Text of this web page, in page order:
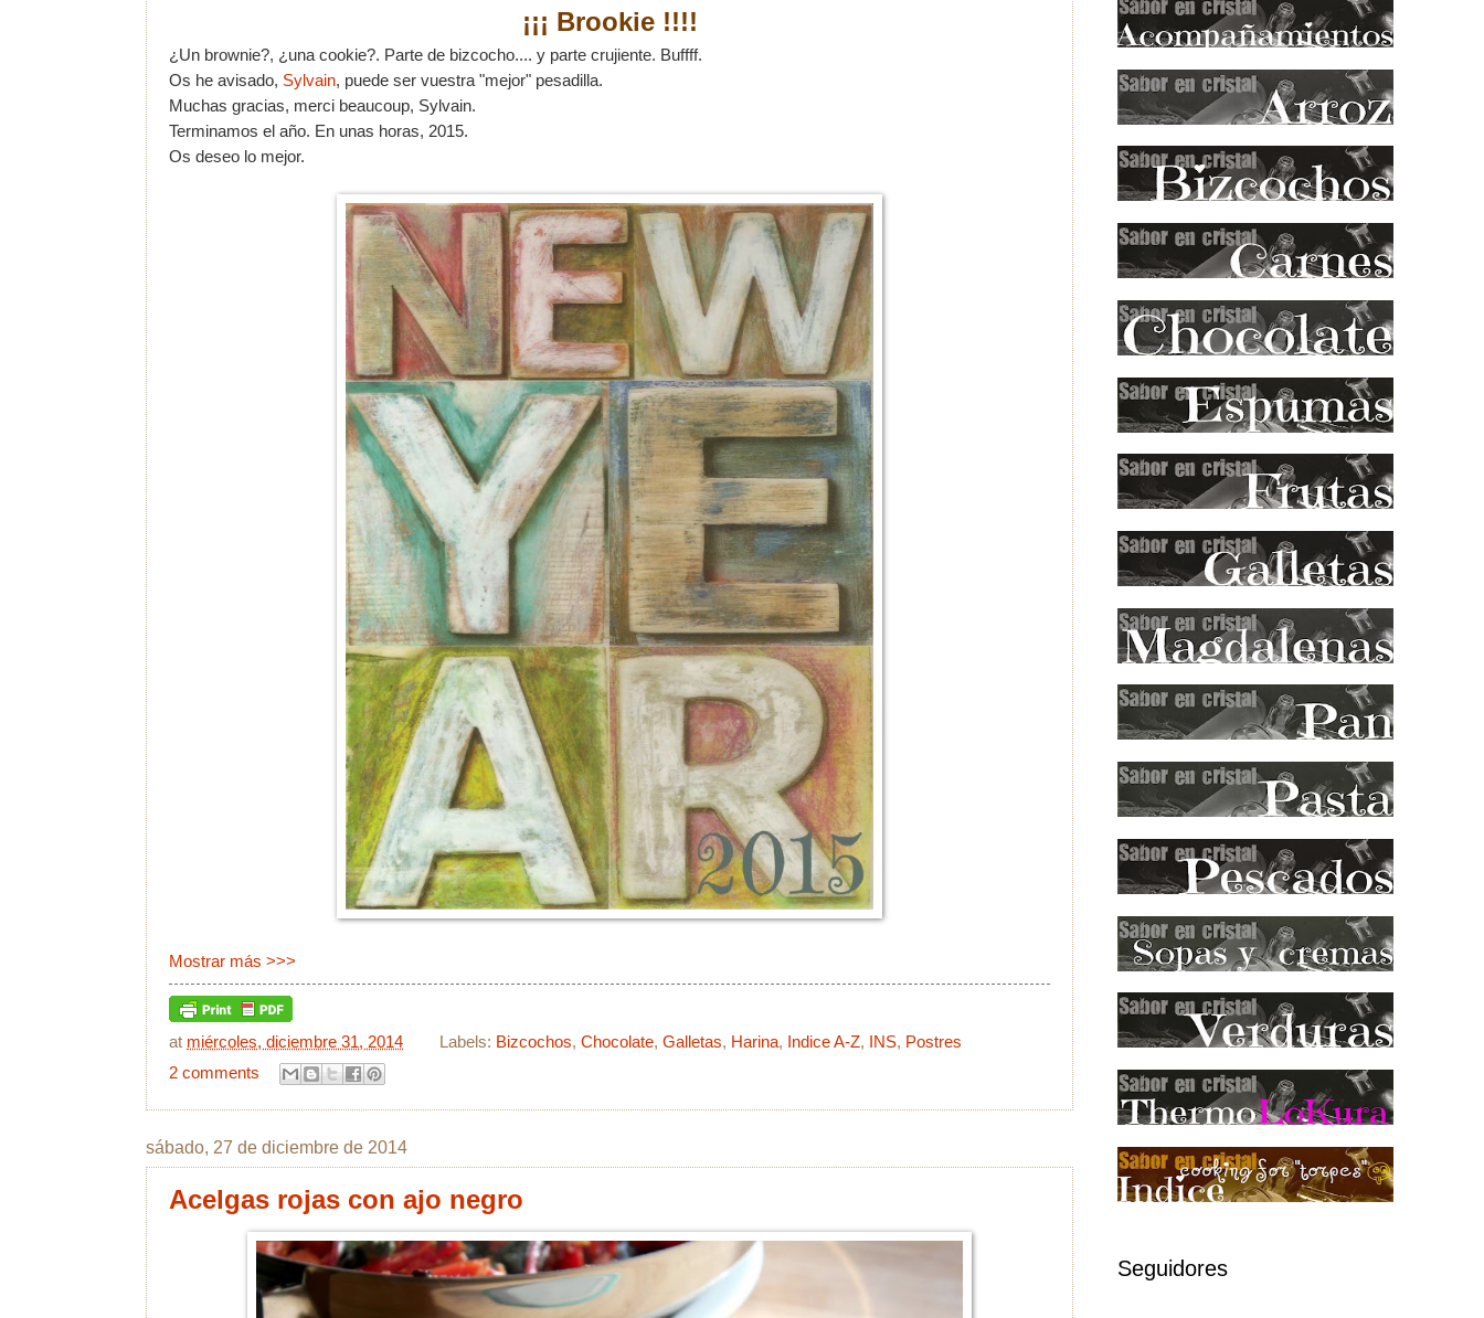
¡¡¡ Brookie !!!!
¿Un brownie?, ¿una cookie?. Parte de bizcocho.... y parte crujiente. Buffff.
Os he avisado, Sylvain, puede ser vuestra "mejor" pesadilla.
Muchas gracias, merci beaucoup, Sylvain.
Terminamos el año. En unas horas, 2015.
Os deseo lo mejor.
Mostrar más >>>
at miércoles, diciembre 31, 2014 Labels: Bizcochos,Chocolate,Galletas, Harina, Indice A-Z, INS, Postres
2 comments
sábado, 27 de diciembre de 2014
Acelgas rojas con ajo negro
Seguidores